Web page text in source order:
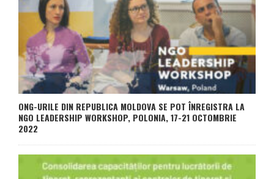
ONG-URILE DIN REPUBLICA MOLDOVA SE POT ÎNREGISTRA LA
NGO LEADERSHIP WORKSHOP, POLONIA, 17-21 OCTOMBRIE
2022